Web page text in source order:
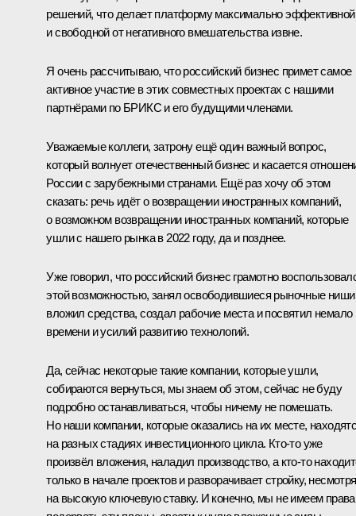
решений, что делает платформу максимально эффективной
и свободной от негативного вмешательства извне.
Я очень рассчитываю, что российский бизнес примет самое
активное участие в этих совместных проектах с нашими
партнёрами по БРИКС и его будущими членами.
Уважаемые коллеги, затрону ещё один важный вопрос,
который волнует отечественный бизнес и касается
России с зарубежными странами. Ещё раз хочу об этом
сказать: речь идёт о возвращении иностранных компаний,
о возможном возвращении иностранных компаний, которые
ушли с нашего рынка в 2022 году, да и позднее.
Уже говорил, что российский бизнес грамотно
этой возможностью, занял освободившиеся рыночные
вложил средства, создал рабочие места и посвятил немало
времени и усилий развитию технологий.
Да, сейчас некоторые такие компании, которые ушли,
собираются вернуться, мы знаем об этом, сейчас не буду
подробно останавливаться, чтобы ничему не помешать.
Но наши компании, которые оказались на их месте,
на разных стадиях инвестиционного цикла. Кто-то уже
произвёл вложения, наладил производство, а кто-то
только в начале проектов и разворачивает стройку, несмотря
на высокую ключевую ставку. И конечно, мы не имеем права